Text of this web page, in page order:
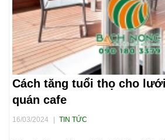
Cách tăng tuổi thọ cho
quán cafe
16/03/2024 TIN TỨC